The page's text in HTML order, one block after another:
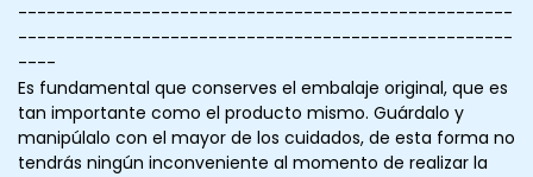
----------------------------------------------------
----------------------------------------------------
----
Es fundamental que conserves el embalaje original, que es
tan importante como el producto mismo. Guárdalo y
manipúlalo con el mayor de los cuidados, de esta forma no
tendrás ningún inconveniente al momento de realizar la